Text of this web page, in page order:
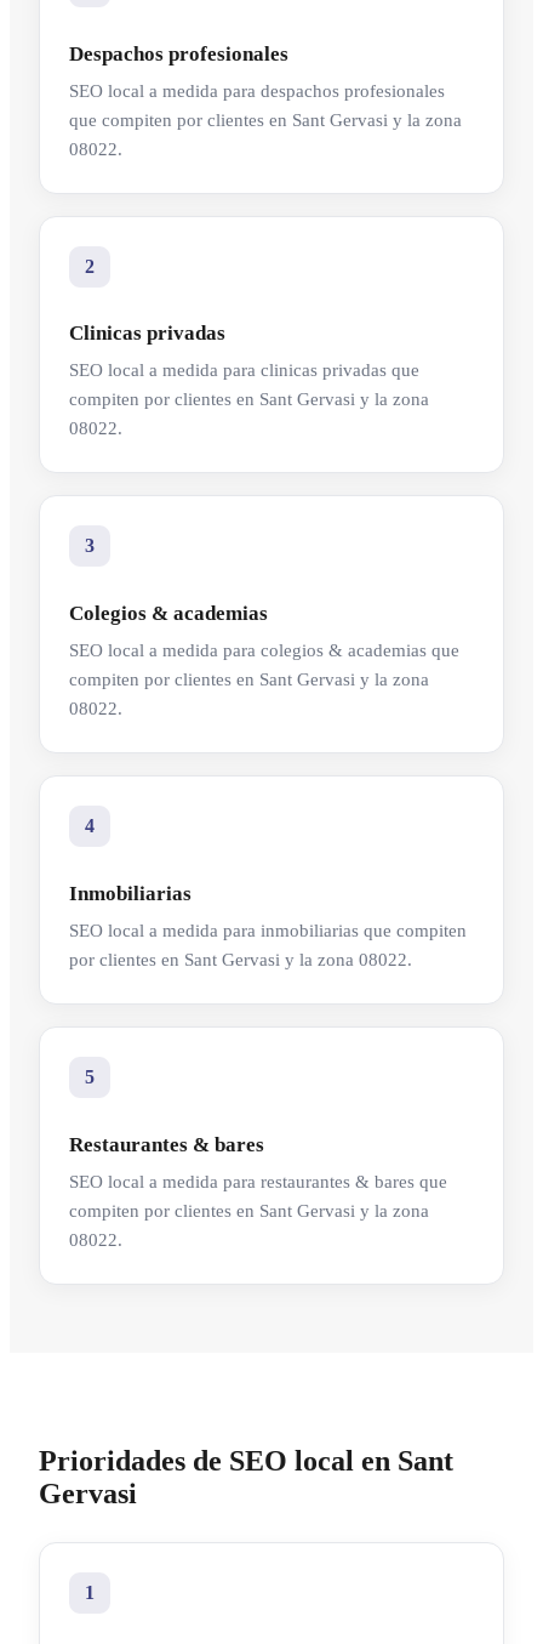
Despachos profesionales
SEO local a medida para despachos profesionales
que compiten por clientes en Sant Gervasi y la zona
08022.
2
Clinicas privadas
SEO local a medida para clinicas privadas que
compiten por clientes en Sant Gervasi y la zona
08022.
3
Colegios & academias
SEO local a medida para colegios & academias que
compiten por clientes en Sant Gervasi y la zona
08022.
4
Inmobiliarias
SEO local a medida para inmobiliarias que compiten
por clientes en Sant Gervasi y la zona 08022.
5
Restaurantes & bares
SEO local a medida para restaurantes & bares que
compiten por clientes en Sant Gervasi y la zona
08022.
Prioridades de SEO local en Sant
Gervasi
1